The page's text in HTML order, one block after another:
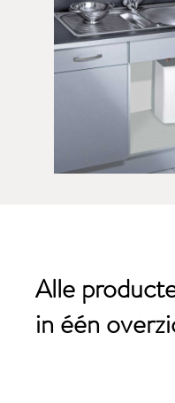
Alle
in één